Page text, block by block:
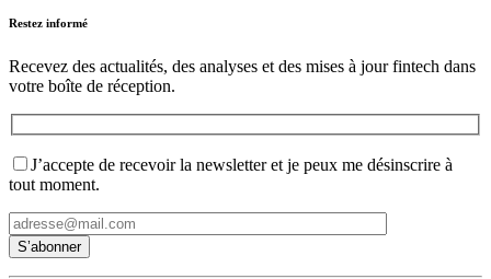
Restez informé
Recevez des actualités, des analyses et des mises à jour fintech dans
votre boîte de réception.
J’accepte de recevoir la newsletter et je peux me désinscrire à
tout moment.